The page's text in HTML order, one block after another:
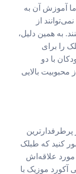
آن به
از
همین دلیل،
برای
با دو
بالایی
که طبلک
علاقه‌اش
موزیک با